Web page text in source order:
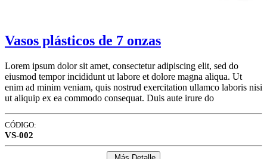
Vasos plásticos de 7 onzas
Lorem ipsum dolor sit amet, consectetur adipiscing elit, sed do
eiusmod tempor incididunt ut labore et dolore magna aliqua. Ut
enim ad minim veniam, quis nostrud exercitation ullamco laboris nisi
ut aliquip ex ea commodo consequat. Duis aute irure do
CÓDIGO:
VS-002